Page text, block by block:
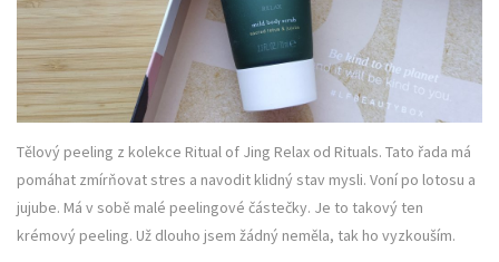
Tělový peeling z kolekce Ritual of Jing Relax od Rituals. Tato řada má
pomáhat zmírňovat stres a navodit klidný stav mysli. Voní po lotosu a
jujube. Má v sobě malé peelingové částečky. Je to takový ten
krémový peeling. Už dlouho jsem žádný neměla, tak ho vyzkouším.